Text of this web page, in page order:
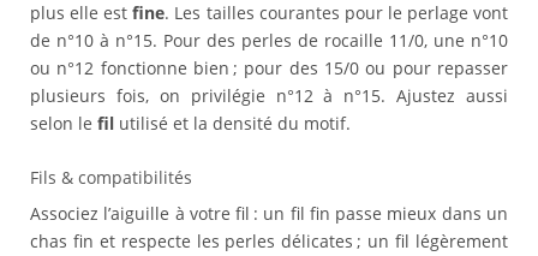
plus elle estfine. Les tailles courantes pour le perlage vont
de n°10 à n°15. Pour des perles de rocaille 11/0, une n°10
ou n°12 fonctionne bien ; pour des 15/0 ou pour repasser
plusieurs fois, on privilégie n°12 à n°15. Ajustez aussi
selon le fil utilisé et la densité du motif.
Fils & compatibilités
Associez l’aiguille à votre fil : un fil fin passe mieux dans un
chas fin et respecte les perles délicates ; un fil légèrement